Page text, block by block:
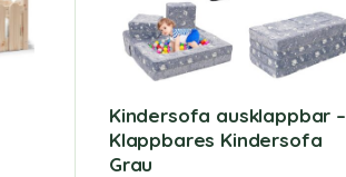
Kindersofa ausklappbar –
Klappbares Kindersofa
Grau